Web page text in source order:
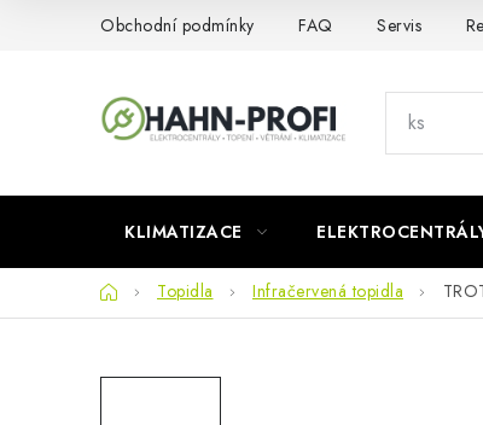
Obchodní podmínky FAQ Servis
KLIMATIZACE
DomůTopidla Infračervená topidla